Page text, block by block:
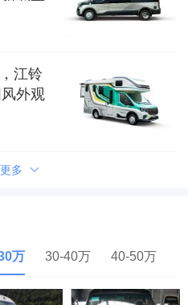
江铃
外观
多
万 30-40万 40-50万